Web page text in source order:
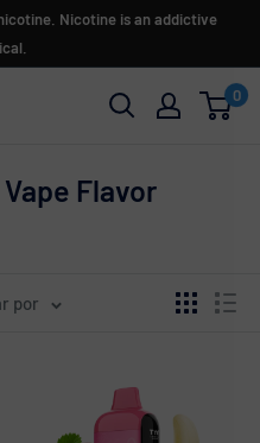
Nicotine is an addictive
0
Flavor
por